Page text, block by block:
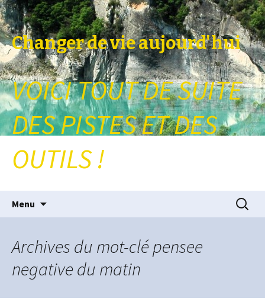
Changer de vie aujourd'hui
VOICI TOUT DE SUITE
DES PISTES ET DES
OUTILS !
Menu
Archives du mot-clé pensee
negative du matin